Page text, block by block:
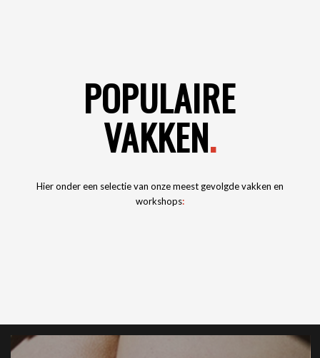
POPULAIRE
VAKKEN.
Hier onder een selectie van onze meest gevolgde vakken en
workshops: